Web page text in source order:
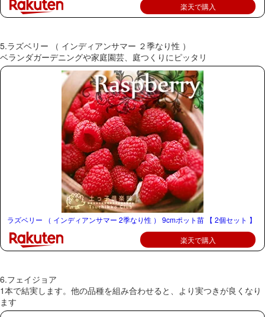
楽天で購入
5.ラズベリー （ インディアンサマー ２季なり性 ）
ベランダガーデニングや家庭園芸、庭つくりにピッタリ
ラズベリー （ インディアンサマー 2季なり性 ） 9cmポット苗 【 2個セット 】
楽天で購入
6.フェイジョア
1本で結実します。他の品種を組み合わせると、より実つきが良くなり
ます